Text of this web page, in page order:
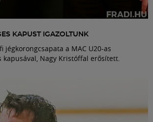
KAPUST IGAZOLTUNK
jégkorongcsapata a MAC U20-as
kapusával, Nagy Kristóffal erősített.